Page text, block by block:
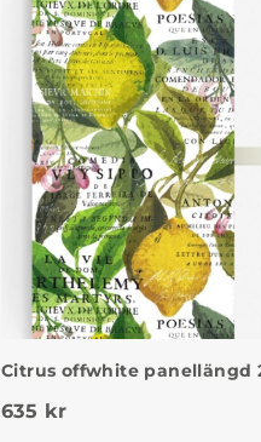
Citrus offwhite panellängd
635 kr